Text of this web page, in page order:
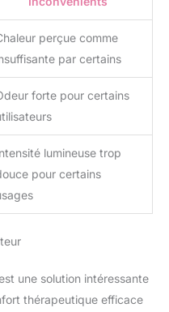
perçue comme
par certains
forte pour certains
lumineuse trop
pour certains
une solution intéressante
thérapeutique efficace